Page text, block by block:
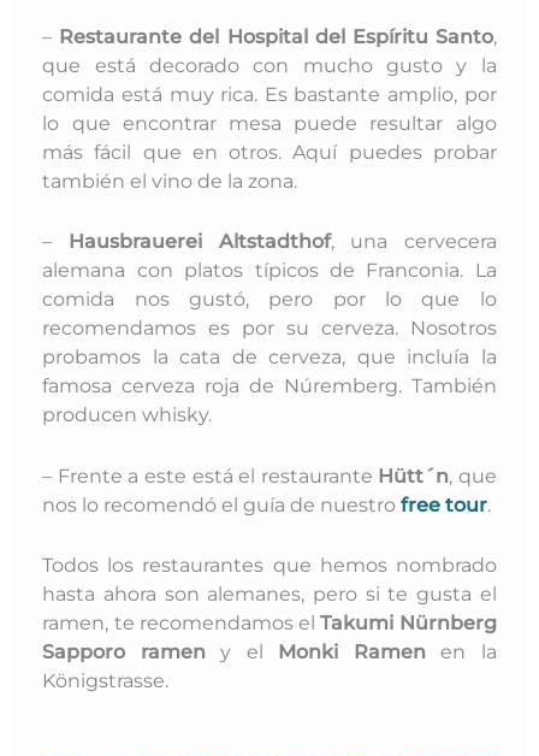
– Restaurante del Hospital del Espíritu Santo,
que está decorado con mucho gusto y la
comida está muy rica. Es bastante amplio, por
lo que encontrar mesa puede resultar algo
más fácil que en otros. Aquí puedes probar
también el vino de la zona.
– Hausbrauerei Altstadthof, una cervecera
alemana con platos típicos de Franconia. La
comida nos gustó, pero por lo que lo
recomendamos es por su cerveza. Nosotros
probamos la cata de cerveza, que incluía la
famosa cerveza roja de Núremberg. También
producen whisky.
– Frente a este está el restaurante Hütt´n, que
nos lo recomendó el guía de nuestrofree tour.
Todos los restaurantes que hemos nombrado
hasta ahora son alemanes, pero si te gusta el
ramen, te recomendamos elTakumi Nürnberg
Sapporo ramen y el Monki Ramen en la
Königstrasse.